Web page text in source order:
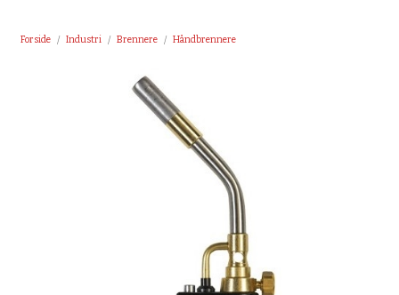
Forside Industri Brennere Håndbrennere